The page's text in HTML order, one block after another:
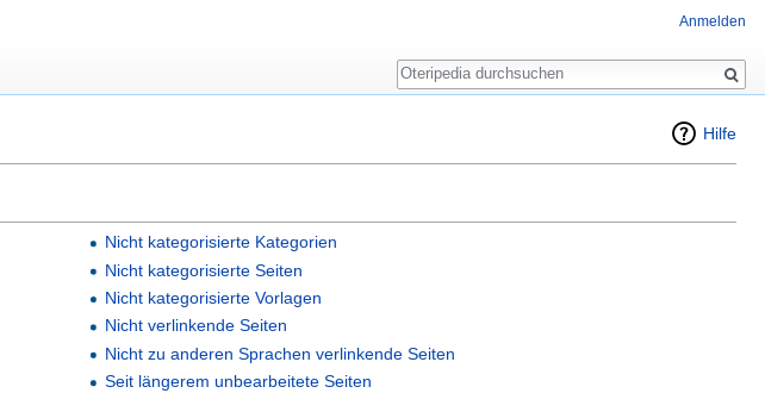
Hilfe
Nicht kategorisierte Kategorien
Nicht kategorisierte Seiten
Nicht kategorisierte Vorlagen
Nicht verlinkende Seiten
Nicht zu anderen Sprachen verlinkende Seiten
Seit längerem unbearbeitete Seiten
Anmelden
Suche